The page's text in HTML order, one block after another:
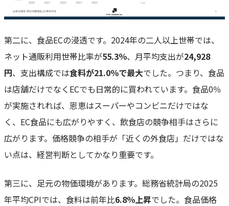
第二に、食品ECの浸透です。2024年の二人以上世帯では、
ネット通販利用世帯比率が55.3％、月平均支出が24,928
円、支出構成では食料が21.0％で最大でした。つまり、食品
は店舗だけでなくECでも日常的に買われています。食品0％
が実施されれば、恩恵はスーパーやコンビニだけではな
く、EC食品にも広がりやすく、飲食店の競争相手はさらに
広がります。価格競争の相手が「近くの外食店」だけではな
い点は、経営判断としてかなり重要です。
第三に、足元の物価環境があります。総務省統計局の2025
年平均CPIでは、食料は前年比6.8％上昇でした。食品価格